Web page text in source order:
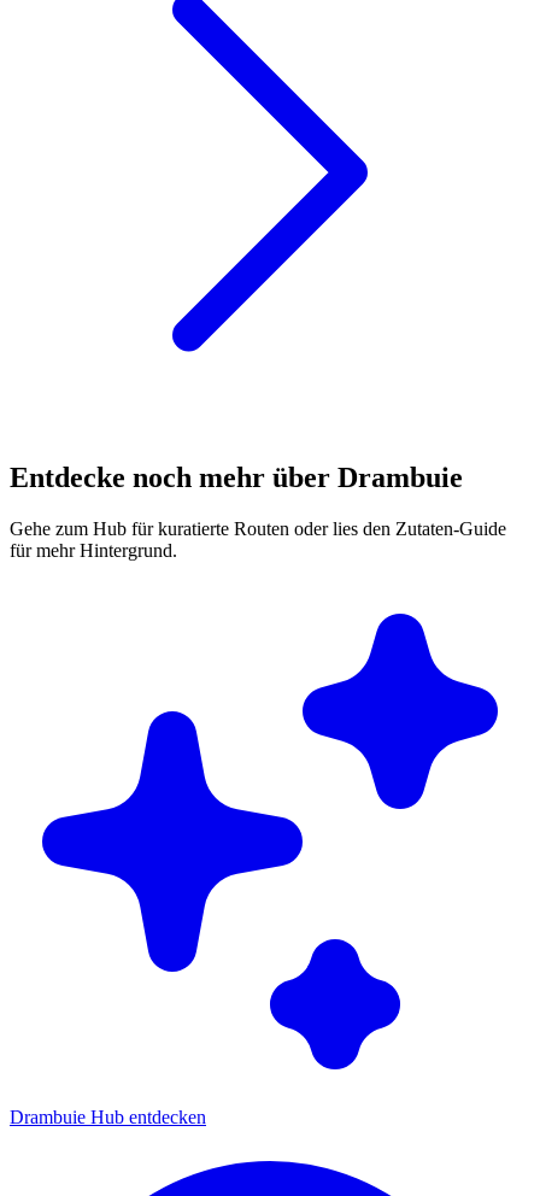
Entdecke noch mehr über Drambuie
Gehe zum Hub für kuratierte Routen oder lies den Zutaten-Guide
für mehr Hintergrund.
Drambuie Hub entdecken